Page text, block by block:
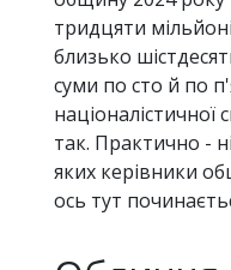
тридцяти
близько
суми по сто й по
так. Практично -
яких керівники
ось тут